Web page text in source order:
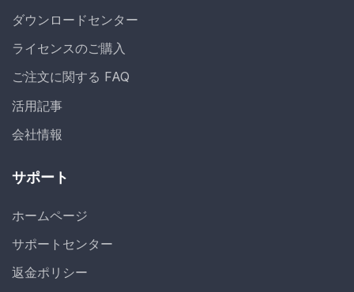
ダウンロードセンター
ライセンスのご購入
ご注文に関する FAQ
活用記事
会社情報
サポート
ホームページ
サポートセンター
返金ポリシー